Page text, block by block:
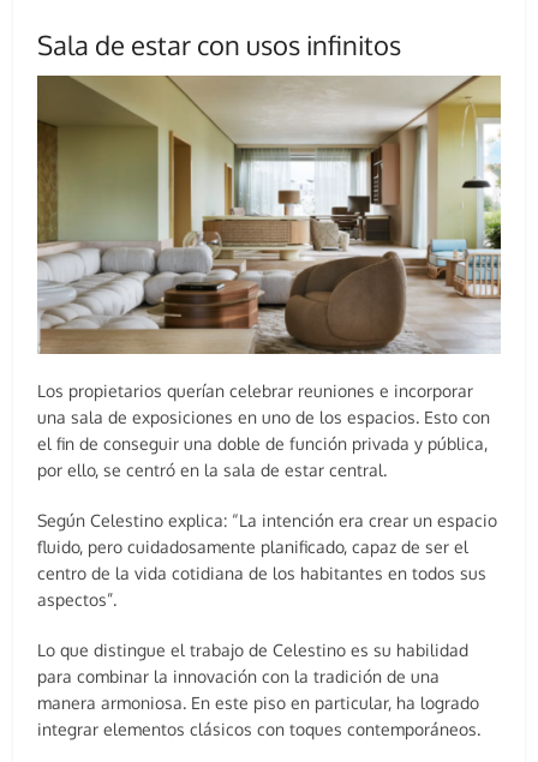
Sala de estar con usos infinitos
Los propietarios querían celebrar reuniones e incorporar
una sala de exposiciones en uno de los espacios. Esto con
el fin de conseguir una doble de función privada y pública,
por ello, se centró en la sala de estar central.
Según Celestino explica: “La intención era crear un espacio
fluido, pero cuidadosamente planificado, capaz de ser el
centro de la vida cotidiana de los habitantes en todos sus
aspectos”.
Lo que distingue el trabajo de Celestino es su habilidad
para combinar la innovación con la tradición de una
manera armoniosa. En este piso en particular, ha logrado
integrar elementos clásicos con toques contemporáneos.